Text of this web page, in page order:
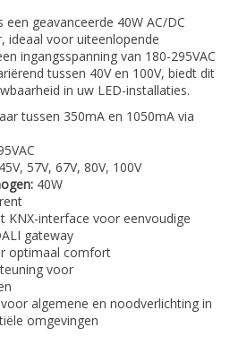
geavanceerde 40W AC/DC
ideaal voor uiteenlopende
ingangsspanning van 180-295VAC
tussen 40V en 100V, biedt dit
in uw LED-installaties.
tussen 350mA en 1050mA via
57V, 67V, 80V, 100V
40W
KNX-interface voor eenvoudige
gateway
optimaal comfort
voor
algemene en noodverlichting in
omgevingen